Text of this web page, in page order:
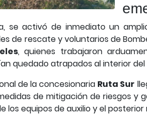
se activó de inmediato un
de rescate y voluntarios de
, quienes trabajaron
quedado atrapados al interior
de la concesionaria Ruta Sur
de mitigación de riesgos y
los equipos de auxilio y el